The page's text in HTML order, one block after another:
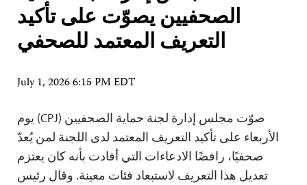
الصحفيين يصوّت على تأكيد
التعريف المعتمد للصحفي
July 1, 2026 6:15 PM EDT
صوّت مجلس إدارة لجنة حماية الصحفيين (CPJ) يوم
الأربعاء على تأكيد التعريف المعتمد لدى اللجنة لمن يُعدّ
صحفيًا، رافضًا الادعاءات التي أفادت بأنه كان يعتزم
تعديل هذا التعريف لاستبعاد فئات معينة. وقال رئيس